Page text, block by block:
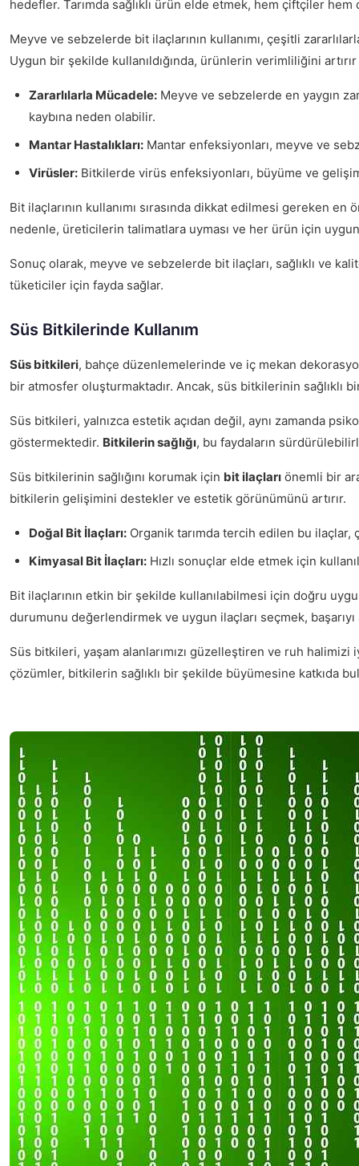
hedefler. Tarımda sağlıklı ürün elde etmek, hem çiftçiler
Meyve ve sebzelerde bit ilaçlarının kullanımı, çeşitli
Uygun bir şekilde kullanıldığında, ürünlerin verimliliğini
Zararlılarla Mücadele: Meyve ve sebzelerde en yaygın
kaybına neden olabilir.
Mantar Hastalıkları: Mantar enfeksiyonları, meyve ve
Virüsler: Bitkilerde virüs enfeksiyonları, büyüme ve
Bit ilaçlarının kullanımı sırasında dikkat edilmesi gereken en
nedenle, üreticilerin talimatlara uyması ve her ürün için
Sonuç olarak, meyve ve sebzelerde bit ilaçları, sağlıklı ve
tüketiciler için fayda sağlar.
Süs Bitkilerinde Kullanım
Süs bitkileri, bahçe düzenlemelerinde ve iç mekan
bir atmosfer oluşturmaktadır. Ancak, süs bitkilerinin
Süs bitkileri, yalnızca estetik açıdan değil, aynı zamanda
göstermektedir. Bitkilerin sağlığı, bu faydaların
Süs bitkilerinin sağlığını korumak için bit ilaçları önemli bir
bitkilerin gelişimini destekler ve estetik görünümünü artırır.
Doğal Bit İlaçları: Organik tarımda tercih edilen bu
Kimyasal Bit İlaçları: Hızlı sonuçlar elde etmek için
Bit ilaçlarının etkin bir şekilde kullanılabilmesi için doğru
durumunu değerlendirmek ve uygun ilaçları seçmek, başarıyı
Süs bitkileri, yaşam alanlarımızı güzelleştiren ve ruh halimizi
çözümler, bitkilerin sağlıklı bir şekilde büyümesine katkıda